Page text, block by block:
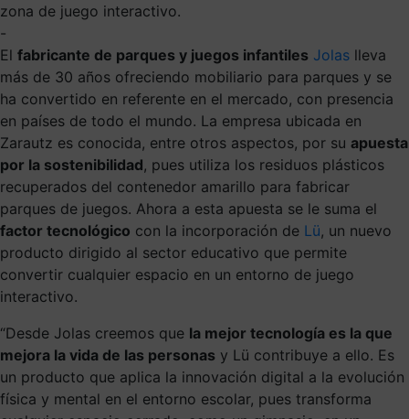
zona de juego interactivo.
-
El fabricante de parques y juegos infantiles Jolas lleva
más de 30 años ofreciendo mobiliario para parques y se
ha convertido en referente en el mercado, con presencia
en países de todo el mundo. La empresa ubicada en
Zarautz es conocida, entre otros aspectos, por su apuesta
por la sostenibilidad, pues utiliza los residuos plásticos
recuperados del contenedor amarillo para fabricar
parques de juegos. Ahora a esta apuesta se le suma el
factor tecnológico con la incorporación de Lü, un nuevo
producto dirigido al sector educativo que permite
convertir cualquier espacio en un entorno de juego
interactivo.
“Desde Jolas creemos que la mejor tecnología es la que
mejora la vida de las personas y Lü contribuye a ello. Es
un producto que aplica la innovación digital a la evolución
física y mental en el entorno escolar, pues transforma